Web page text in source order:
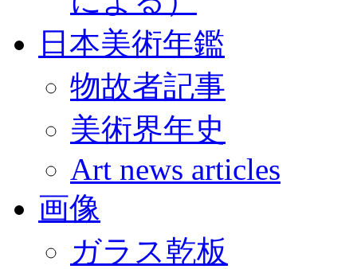
日本美術年鑑
物故者記事
美術界年史
Art news articles
画像
ガラス乾板